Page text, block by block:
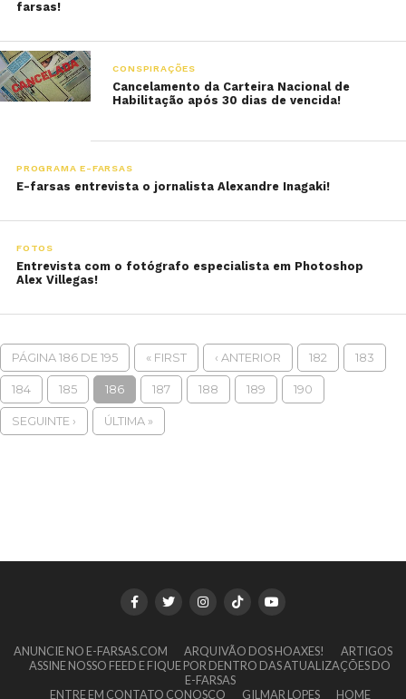
farsas!
CONSPIRAÇÕES
Cancelamento da Carteira Nacional de
Habilitação após 30 dias de vencida!
PROGRAMA E-FARSAS
E-farsas entrevista o jornalista Alexandre Inagaki!
FOTOS
Entrevista com o fotógrafo especialista em Photoshop
Alex Villegas!
PÁGINA 186 DE 195 « FIRST ‹ ANTERIOR 182 183
184 185 186 187 188 189 190
SEGUINTE › ÚLTIMA »
ANUNCIE NO E-FARSAS.COM ARQUIVÃO DOS HOAXES!
ARTIGOS
ASSINE NOSSO FEED E FIQUE POR DENTRO DAS ATUALIZAÇÕES DO
E-FARSAS
ENTRE EM CONTATO CONOSCO
GILMAR LOPES HOME